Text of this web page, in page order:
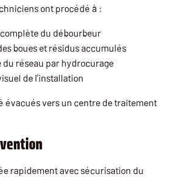
ont procédé à :
du débourbeur
boues et résidus accumulés
du réseau par hydrocurage
de l’installation
évacués vers un centre de traitement
rapidement avec sécurisation du